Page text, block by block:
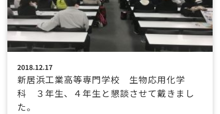
2018.12.17
新居浜工業高等専門学校 生物応用化学
科 ３年生、４年生と懇談させて戴きまし
た。